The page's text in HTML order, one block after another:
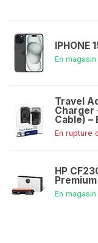
IPHONE
En magasin
Travel
Charger
Cable) –
En rupture
HP
En magasin